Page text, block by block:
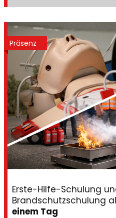
Präsenz
Erste-Hilfe-Schulung
Brandschutzschulung
einem Tag